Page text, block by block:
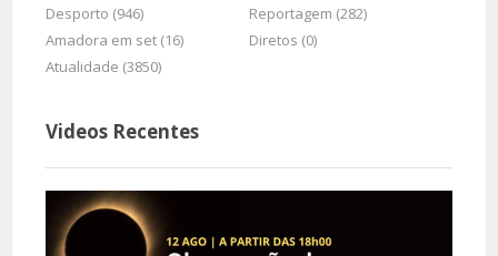
Desporto (946)
Reportagem (282)
Amadora em set (16)
Diretos (0)
Atualidade (3850)
Videos Recentes